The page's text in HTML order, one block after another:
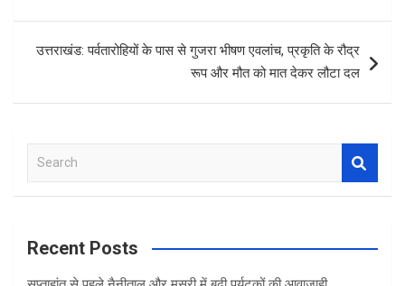
k
p
उत्तराखंड: पर्वतारोहियों के पास से गुजरा भीषण एवलांच, प्रकृति के रौद्र
रूप और मौत को मात देकर लौटा दल
a
c
Recent Posts